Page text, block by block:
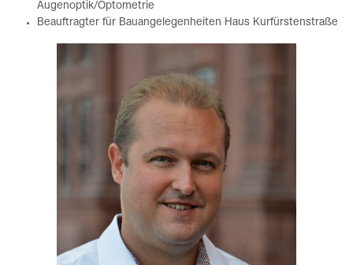
Augenoptik/Optometrie
Beauftragter für Bauangelegenheiten Haus Kurfürstenstraße